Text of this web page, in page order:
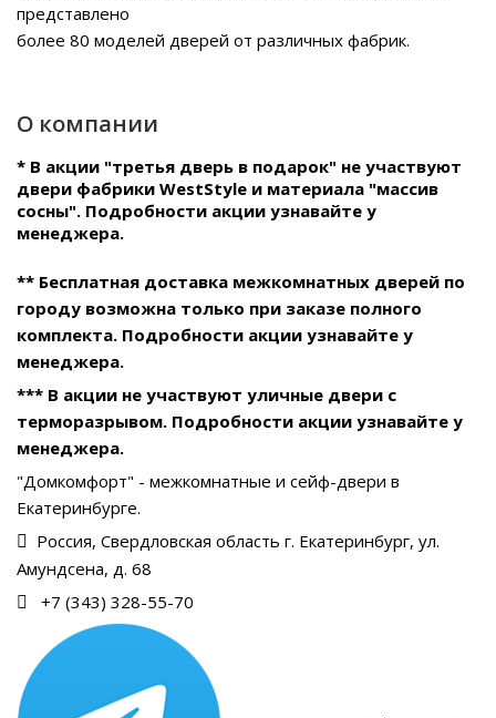
представлено
более 80 моделей дверей от различных фабрик.
О компании
* В акции "третья дверь в подарок" не участвуют
двери фабрики WestStyle и материала "массив
сосны". Подробности акции узнавайте у
менеджера.
** Бесплатная доставка межкомнатных дверей по
городу возможна только при заказе полного
комплекта. Подробности акции узнавайте у
менеджера.
*** В акции не участвуют уличные двери с
терморазрывом. Подробности акции узнавайте у
менеджера.
"Домкомфорт" - межкомнатные и сейф-двери в
Екатеринбурге.
Россия, Свердловская область г. Екатеринбург, ул.
Амундсена, д. 68
+7 (343) 328-55-70